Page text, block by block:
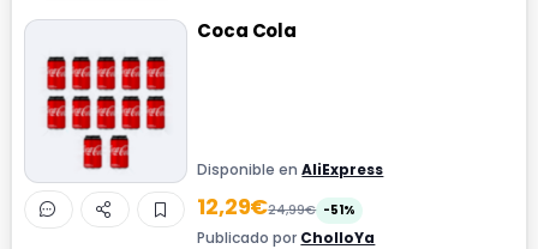
Coca Cola
Disponible enAliExpress
12,29€24,99€ -51%
Publicado por CholloYa